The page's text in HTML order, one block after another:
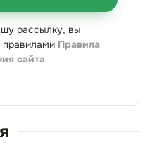
рассылку, вы
Правила
сайта